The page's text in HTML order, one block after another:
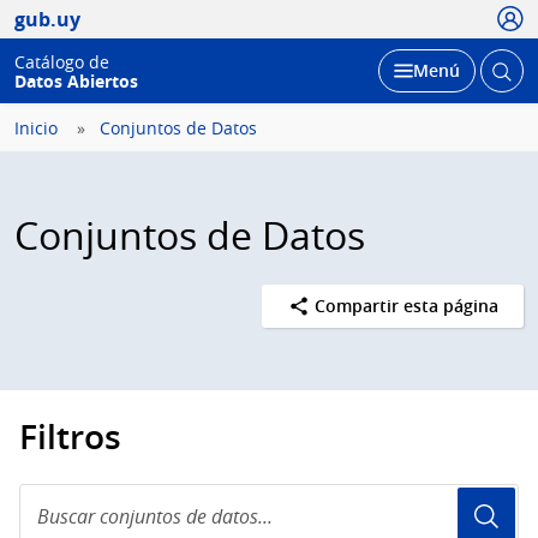
gub.uy
Catálogo de
Datos Abiertos
Desplegar
Menú Abrir
Inicio Conjuntos de Datos
Conjuntos de Datos
Compartir esta página
Filtros
conjuntos